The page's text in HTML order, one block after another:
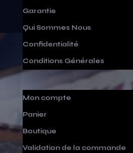
Garantie
Qui Sommes Nous
Confidentialité
Conditions Générales
Mon compte
Panier
Boutique
Validation de la commande